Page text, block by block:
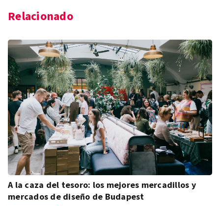
Relacionado
A la caza del tesoro: los mejores mercadillos y
mercados de diseño de Budapest